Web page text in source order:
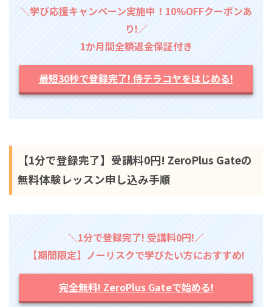
＼学び応援キャンペーン実施中！10%OFFクーポンあ
り!／
1か月間全額返金保証付き
最短30秒で登録完了! 侍テラコヤをはじめる!
【1分で登録完了】受講料0円! ZeroPlus Gateの
無料体験レッスン申し込み手順
＼1分で登録完了! 受講料0円!／
【期間限定】ノーリスクで学びたい方におすすめ!
完全無料! ZeroPlus Gateで始める!